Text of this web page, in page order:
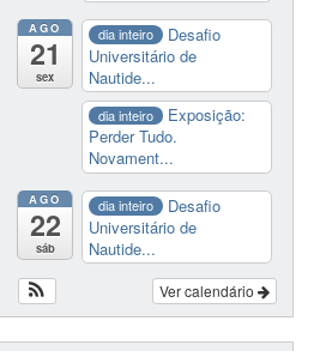
AGO
21
sex
dia inteiro
Desafio
Universitário de
Nautide...
dia inteiro
Exposição:
Perder Tudo.
Novament...
AGO
22
sáb
dia inteiro
Desafio
Universitário de
Nautide...
Ver calendário